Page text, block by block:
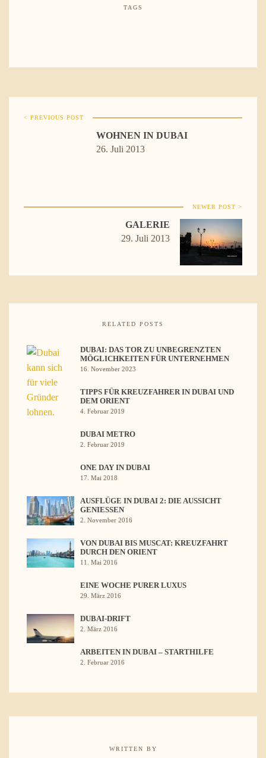
TAGS
< PREVIOUS POST
WOHNEN IN DUBAI
26. Juli 2013
NEWER POST >
GALERIE
29. Juli 2013
RELATED POSTS
DUBAI: DAS TOR ZU UNBEGRENZTEN
MÖGLICHKEITEN FÜR UNTERNEHMEN
16. November 2023
TIPPS FÜR KREUZFAHRER IN DUBAI UND
DEM ORIENT
4. Februar 2019
DUBAI METRO
2. Februar 2019
ONE DAY IN DUBAI
17. Mai 2018
AUSFLÜGE IN DUBAI 2: DIE AUSSICHT
GENIESSEN
2. November 2016
VON DUBAI BIS MUSCAT: KREUZFAHRT
DURCH DEN ORIENT
11. Mai 2016
EINE WOCHE PURER LUXUS
29. März 2016
DUBAI-DRIFT
2. März 2016
ARBEITEN IN DUBAI – STARTHILFE
2. Februar 2016
WRITTEN BY